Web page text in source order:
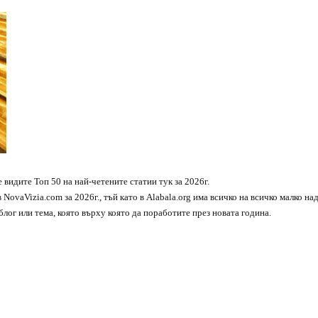
Топ 50 на най-четените статии тук за 2026г.
NovaVizia.com за 2026г., тъй като в Alabala.org има всичко на всичко малко
или тема, която върху която да поработите през новата година.